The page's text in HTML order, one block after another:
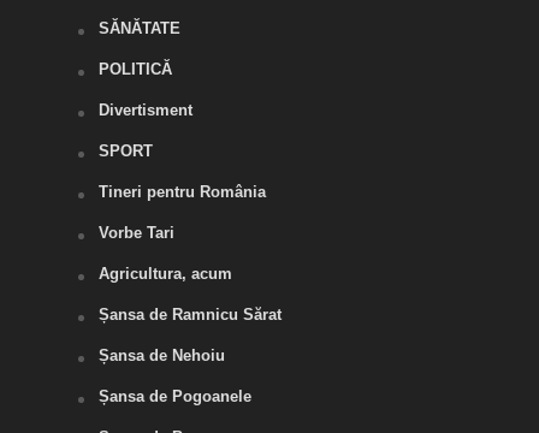
SĂNĂTATE
POLITICĂ
Divertisment
SPORT
Tineri pentru România
Vorbe Tari
Agricultura, acum
Șansa de Ramnicu Sărat
Șansa de Nehoiu
Șansa de Pogoanele